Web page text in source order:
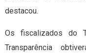
destacou.
Os fiscalizados do
Transparência